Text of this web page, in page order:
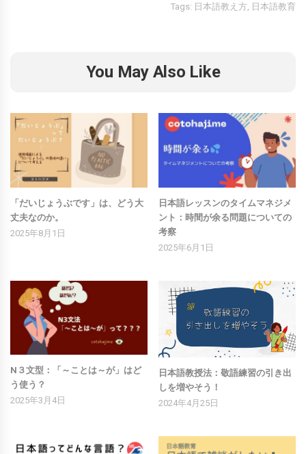
Tags: 日本語教え方 日本語教育
You May Also Like
「だいじょうぶです」は、どう大
丈夫なのか。
2025年8月1日
日本語レッスンのタイムマネジメ
ント：時間が余る問題についての
考察
2025年6月1日
N３文型：「～ことは～が」はど
う使う？
2025年3月4日
日本語教授法：敬語練習の引き出
しを増やそう！
2024年4月25日